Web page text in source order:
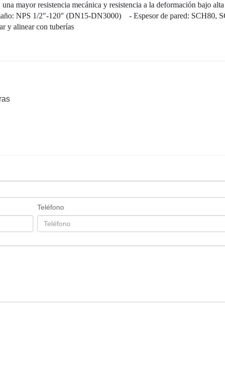
mayor resistencia mecánica y resistencia a la deformación bajo
NPS 1/2"-120" (DN15-DN3000) - Espesor de pared: SCH80,
y alinear con tuberías
Teléfono